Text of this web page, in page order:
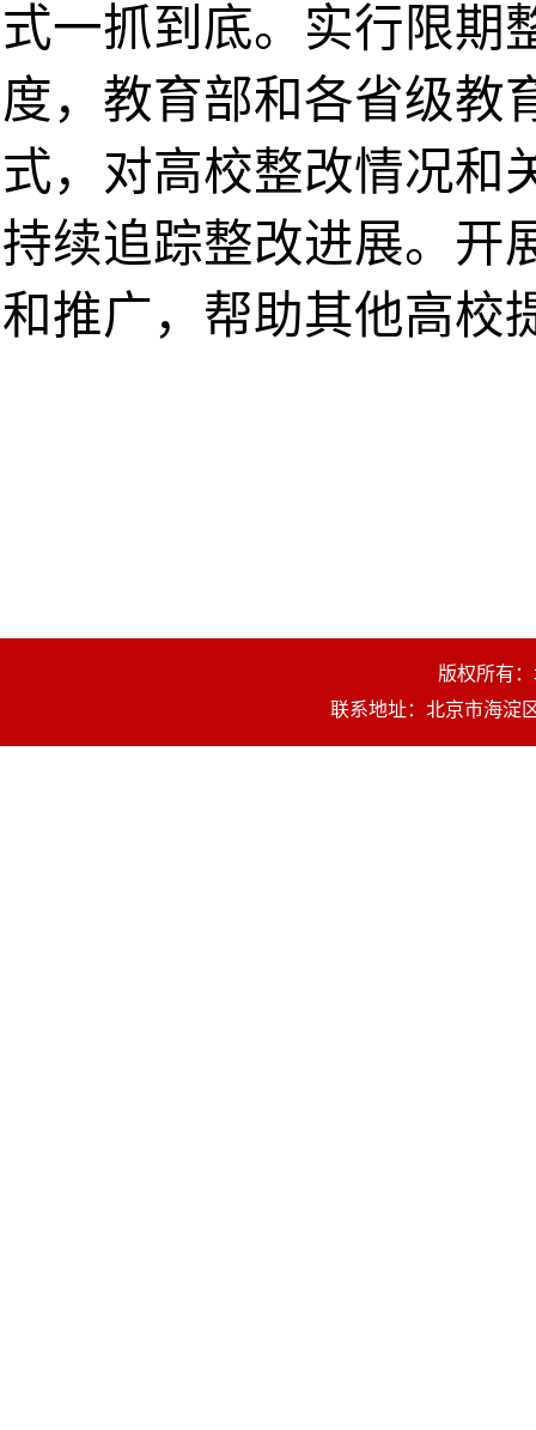
式一抓到底。实行限期
度，教育部和各省级教
式，对高校整改情况和
持续追踪整改进展。开
和推广，帮助其他高校
版权所有
联系地址：北京市海